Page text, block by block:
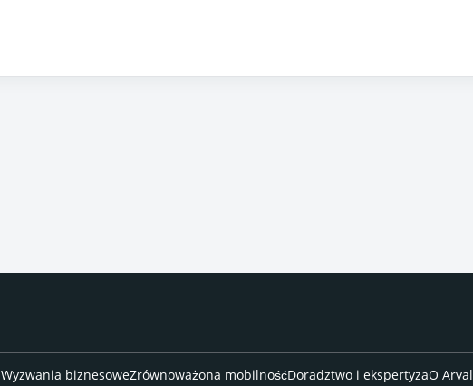
Wyzwania biznesoweZrównoważona mobilnośćDoradztwo i ekspertyzaO Arval